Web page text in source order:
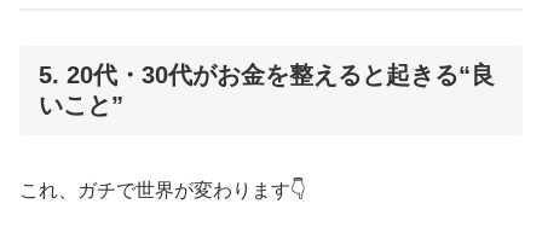
5. 20代・30代がお金を整えると起きる“良
いこと”
これ、ガチで世界が変わります👇